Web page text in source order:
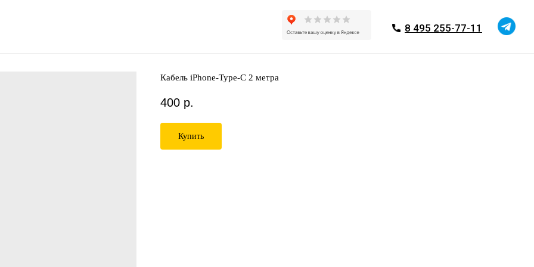
8 495 255-77-11
Кабель iРhone-Type-C 2 метра
400 р.
Купить